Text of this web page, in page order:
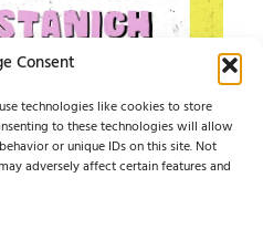
Consent
technologies like cookies to store
to these technologies will allow
or unique IDs on this site. Not
adversely affect certain features and
INDEPENDIENTE TIENE UN